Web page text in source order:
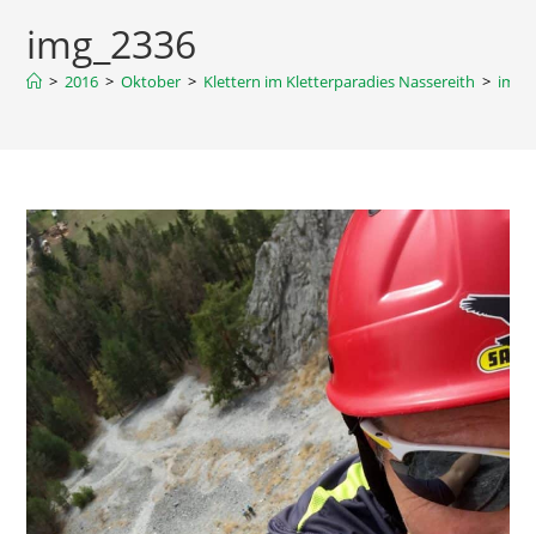
img_2336
> 2016 > Oktober > Klettern im Kletterparadies Nassereith >